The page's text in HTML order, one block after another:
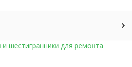
шестигранники для ремонта